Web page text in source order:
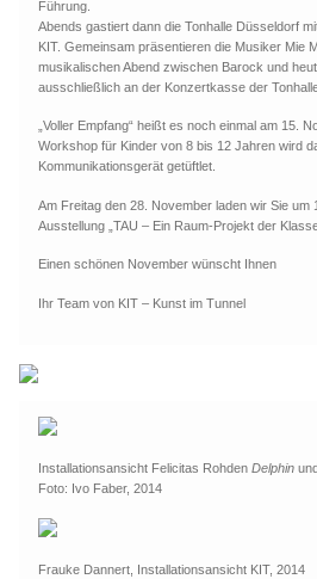
Führung.
Abends gastiert dann die Tonhalle Düsseldorf
KIT. Gemeinsam präsentieren die Musiker Mie
musikalischen Abend zwischen Barock und
ausschließlich an der Konzertkasse der
„Voller Empfang“ heißt es noch einmal am 15.
Workshop für Kinder von 8 bis 12 Jahren wird
Kommunikationsgerät getüftlet.
Am Freitag den 28. November laden wir Sie um
Ausstellung „TAU – Ein Raum-Projekt der
Einen schönen November wünscht Ihnen
Ihr Team von KIT – Kunst im Tunnel
Installationsansicht Felicitas Rohden Delphin
Foto: Ivo Faber, 2014
Frauke Dannert, Installationsansicht KIT, 2014